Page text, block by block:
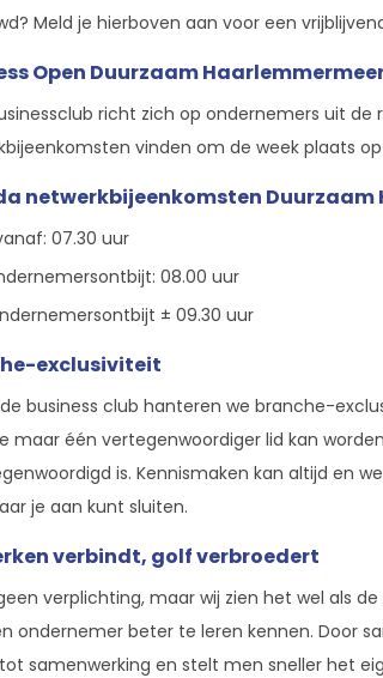
Meld je hierboven aan voor een
Open Duurzaam
richt zich op ondernemers uit de
vinden om de week plaats
netwerkbijeenkomsten Duurzaam
07.30 uur
08.00 uur
± 09.30 uur
exclusiviteit
business club hanteren we branche-
maar één vertegenwoordiger lid kan
is. Kennismaken kan altijd en
je aan kunt sluiten.
verbindt, golf verbroedert
verplichting, maar wij zien het wel als
ondernemer beter te leren kennen. Door
samenwerking en stelt men sneller het